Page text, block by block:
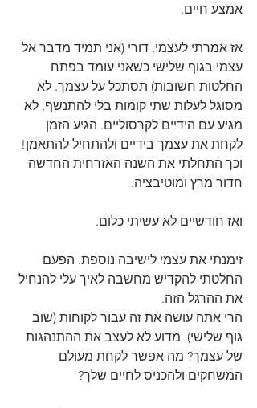
אמצע חיים.
אז אמרתי לעצמי, דורי (אני תמיד מדבר אל
עצמי בגוף שלישי כשאני עומד בפתח
החלטות חשובות) תסתכל על עצמך. לא
מסוגל לעלות שתי קומות בלי להתנשף, לא
מגיע עם הידיים לקרסוליים. הגיע הזמן
לקחת את עצמך בידיים ולהתחיל להתאמן!
וכך התחלתי את השנה האזרחית החדשה
חדור מרץ ומוטיבציה.
ואז חודשיים לא עשיתי כלום.
זימנתי את עצמי לישיבה נוספת. הפעם
החלטתי להקדיש מחשבה לאיך עלי להנחיל
את ההרגל הזה.
הרי אתה עושה את זה עבור לקוחות (שוב
גוף שלישי). מדוע לא לעצב את ההתנהגות
של עצמך? מה אפשר לקחת מעולם
המשחקים ולהכניס לחיים שלך?